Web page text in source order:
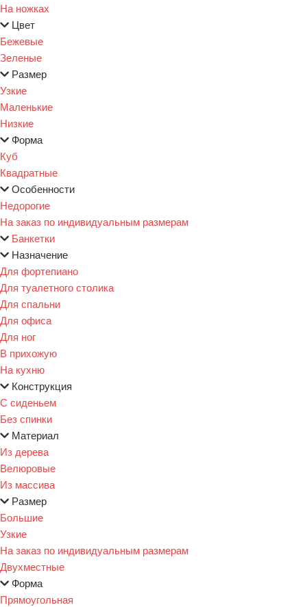
На ножках
Цвет
Бежевые
Зеленые
Размер
Узкие
Маленькие
Низкие
Форма
Куб
Квадратные
Особенности
Недорогие
На заказ по индивидуальным размерам
Банкетки
Назначение
Для фортепиано
Для туалетного столика
Для спальни
Для офиса
Для ног
В прихожую
На кухню
Конструкция
С сиденьем
Без спинки
Материал
Из дерева
Велюровые
Из массива
Размер
Большие
Узкие
На заказ по индивидуальным размерам
Двухместные
Форма
Прямоугольная